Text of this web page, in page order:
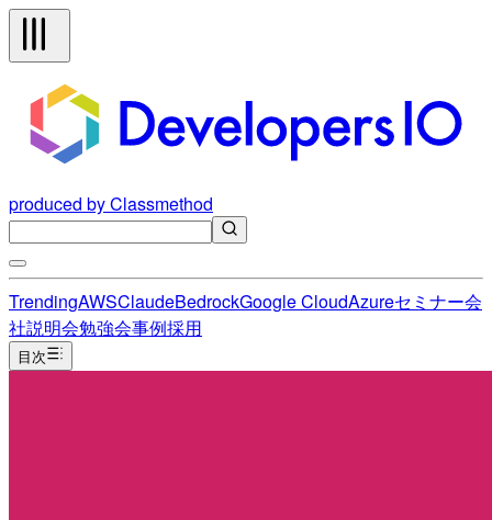
produced by Classmethod
TrendingAWSClaudeBedrockGoogle CloudAzureセミナー会
社説明会勉強会事例採用
目次